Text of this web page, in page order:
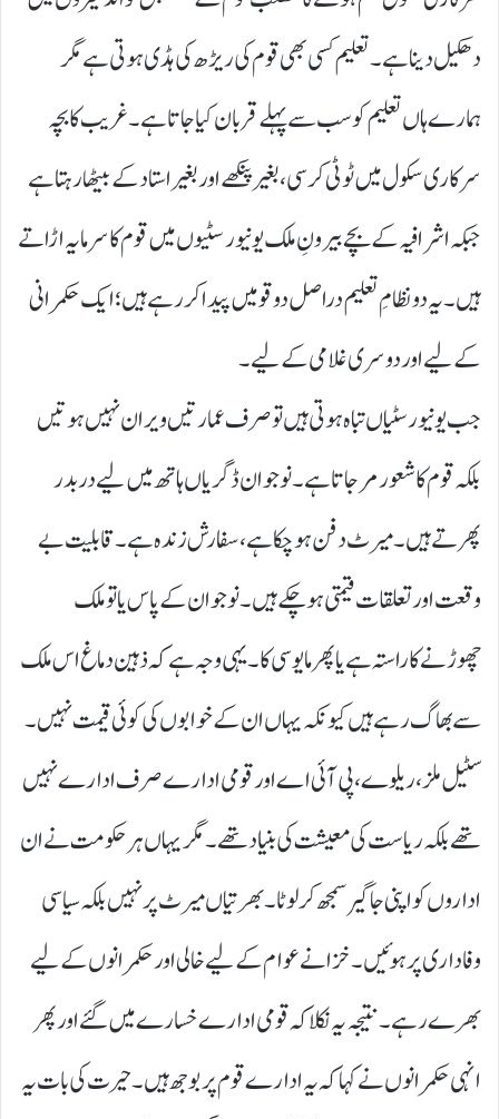
دھکیل دینا ہے۔ تعلیم کسی بھی قوم کی ریڑھ کی ہڈی ہوتی ہے مگر
ہمارے ہاں تعلیم کو سب سے پہلے قربان کیا جاتا ہے۔ غریب کا بچہ
سرکاری سکول میں ٹوٹی کرسی، بغیر پنکھے اور بغیر استاد کے بیٹھا رہتا ہے
جبکہ اشرافیہ کے بچے بیرونِ ملک یونیورسٹیوں میں قوم کا سرمایہ اڑاتے
ہیں۔ یہ دو نظامِ تعلیم دراصل دو قومیں پیدا کر رہے ہیں؛ ایک حکمرانی
کے لیے اور دوسری غلامی کے لیے۔
جب یونیورسٹیاں تباہ ہوتی ہیں تو صرف عمارتیں ویران نہیں ہوتیں
بلکہ قوم کا شعور مر جاتا ہے۔ نوجوان ڈگریاں ہاتھ میں لیے دربدر
پھرتے ہیں۔ میرٹ دفن ہو چکا ہے، سفارش زندہ ہے۔ قابلیت بے
وقعت اور تعلقات قیمتی ہو چکے ہیں۔ نوجوان کے پاس یا تو ملک
چھوڑنے کا راستہ ہے یا پھر مایوسی کا۔ یہی وجہ ہے کہ ذہین دماغ اس ملک
سے بھاگ رہے ہیں کیونکہ یہاں ان کے خوابوں کی کوئی قیمت نہیں۔
سٹیل ملز، ریلوے، پی آئی اے اور قومی ادارے صرف ادارے نہیں
تھے بلکہ ریاست کی معیشت کی بنیاد تھے۔ مگر یہاں ہر حکومت نے ان
اداروں کو اپنی جاگیر سمجھ کر لوٹا۔ بھرتیاں میرٹ پر نہیں بلکہ سیاسی
وفاداری پر ہوئیں۔ خزانے عوام کے لیے خالی اور حکمرانوں کے لیے
بھرے رہے۔ نتیجہ یہ نکلا کہ قومی ادارے خسارے میں گئے اور پھر
انہی حکمرانوں نے کہا کہ یہ ادارے قوم پر بوجھ ہیں۔ حیرت کی بات یہ